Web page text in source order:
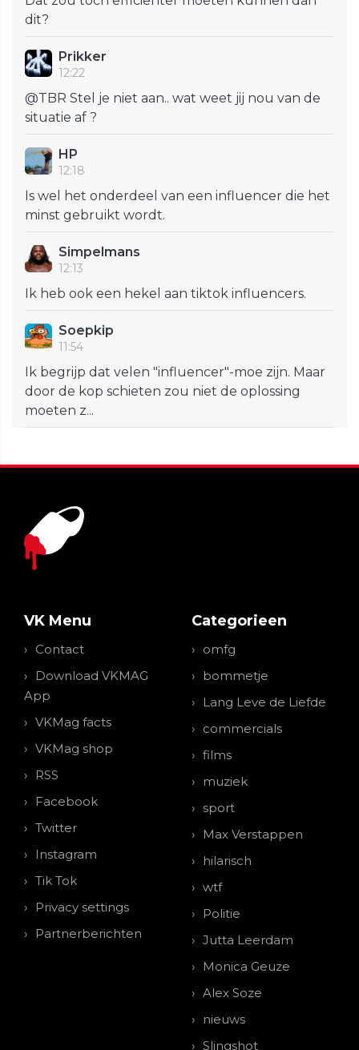
dit?
Prikker
12:22
@TBR Stel je niet aan.. wat weet jij nou van de
situatie af ?
HP
12:18
Is wel het onderdeel van een influencer die het
minst gebruikt wordt.
Simpelmans
12:13
Ik heb ook een hekel aan tiktok influencers.
Soepkip
11:54
Ik begrijp dat velen "influencer"-moe zijn. Maar
door de kop schieten zou niet de oplossing
moeten z...
VK Menu
Contact
Download VKMAG
App
VKMag facts
VKMag shop
RSS
Facebook
Twitter
Instagram
Tik Tok
Privacy settings
Partnerberichten
Categorieen
omfg
bommetje
Lang Leve de Liefde
commercials
films
muziek
sport
Max Verstappen
hilarisch
wtf
Politie
Jutta Leerdam
Monica Geuze
Alex Soze
nieuws
Slingshot